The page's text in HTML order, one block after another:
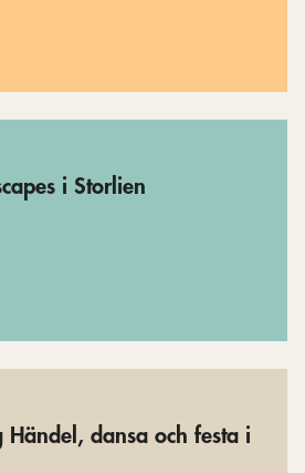
i Storlien
Händel, dansa och festa i